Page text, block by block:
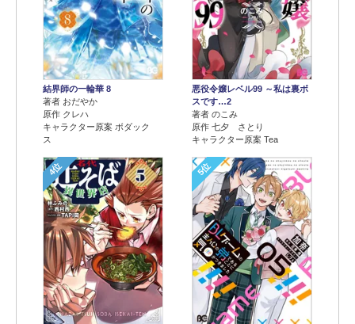
結界師の一輪華 8
著者 おだやか
原作 クレハ
キャラクター原案 ボダック
ス
悪役令嬢レベル99 ～私は裏ボ
スです…2
著者 のこみ
原作 七夕 さとり
キャラクター原案 Tea
4位 5位